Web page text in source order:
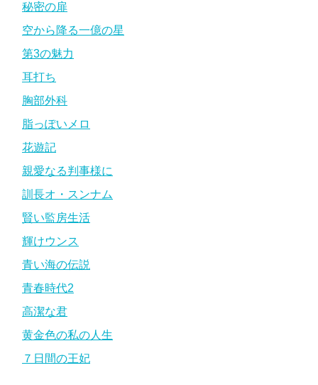
秘密の扉
空から降る一億の星
第3の魅力
耳打ち
胸部外科
脂っぽいメロ
花遊記
親愛なる判事様に
訓長オ・スンナム
賢い監房生活
輝けウンス
青い海の伝説
青春時代2
高潔な君
黄金色の私の人生
７日間の王妃